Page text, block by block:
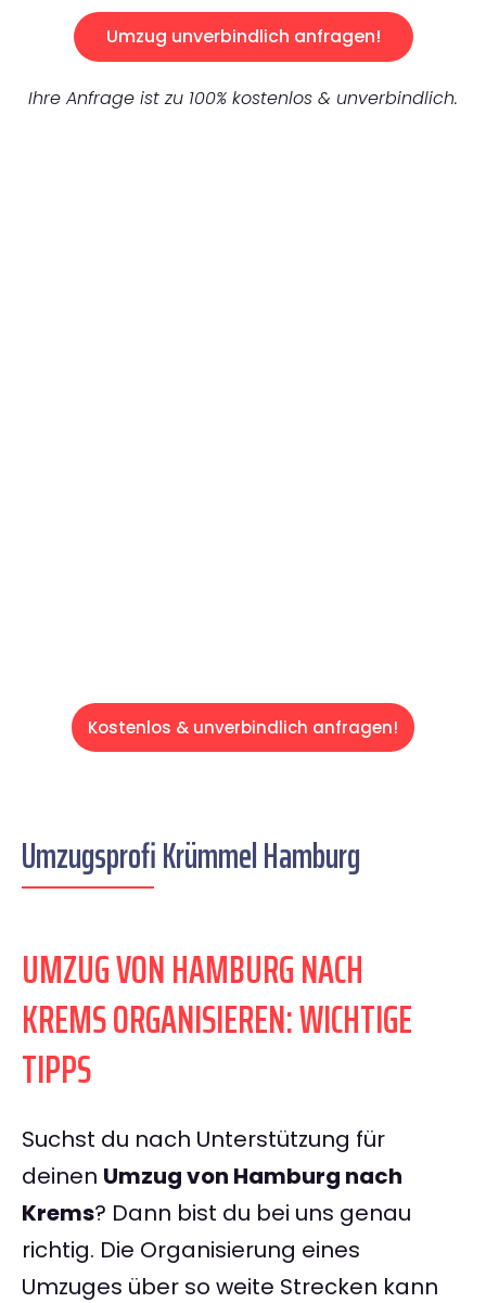
Umzug unverbindlich anfragen!
Ihre Anfrage ist zu 100% kostenlos & unverbindlich.
Kostenlos & unverbindlich anfragen!
Umzugsprofi Krümmel Hamburg
UMZUG VON HAMBURG NACH
KREMS ORGANISIEREN: WICHTIGE
TIPPS
Suchst du nach Unterstützung für
deinen Umzug von Hamburg nach
Krems? Dann bist du bei uns genau
richtig. Die Organisierung eines
Umzuges über so weite Strecken kann